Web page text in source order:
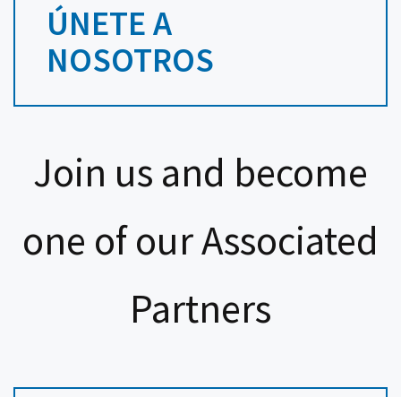
ÚNETE A
NOSOTROS
Join us and become
one of our Associated
Partners